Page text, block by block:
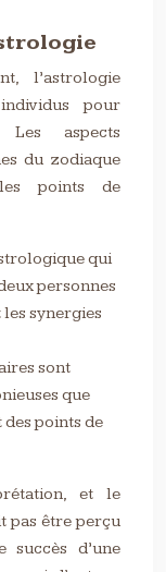
l’astrologie
pour
aspects
du zodiaque
points de
qui
personnes
synergies
sont
que
des points de
et le
pas être perçu
d’une